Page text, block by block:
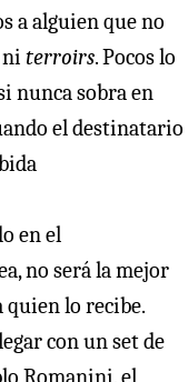
a alguien que no
ni terroirs. Pocos lo
nunca sobra en
el destinatario
en el
no será la mejor
quien lo recibe.
con un set de
Romanini, el